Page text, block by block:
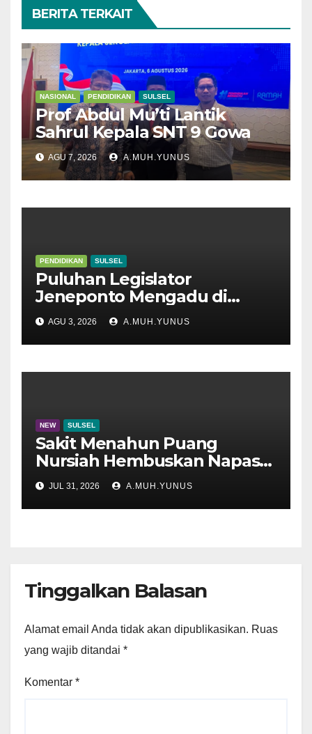
BERITA TERKAIT
NASIONAL PENDIDIKAN SULSEL
Prof Abdul Mu’ti Lantik
Sahrul Kepala SNT 9 Gowa
AGU 7, 2026 A.MUH.YUNUS
PENDIDIKAN SULSEL
Puluhan Legislator
Jeneponto Mengadu di
Disdik Sulsel
AGU 3, 2026 A.MUH.YUNUS
NEW SULSEL
Sakit Menahun Puang
Nursiah Hembuskan Napas
Terakhir
JUL 31, 2026 A.MUH.YUNUS
Tinggalkan Balasan
Alamat email Anda tidak akan dipublikasikan. Ruas
yang wajib ditandai *
Komentar *